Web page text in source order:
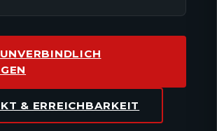
& ERREICHBARKEIT